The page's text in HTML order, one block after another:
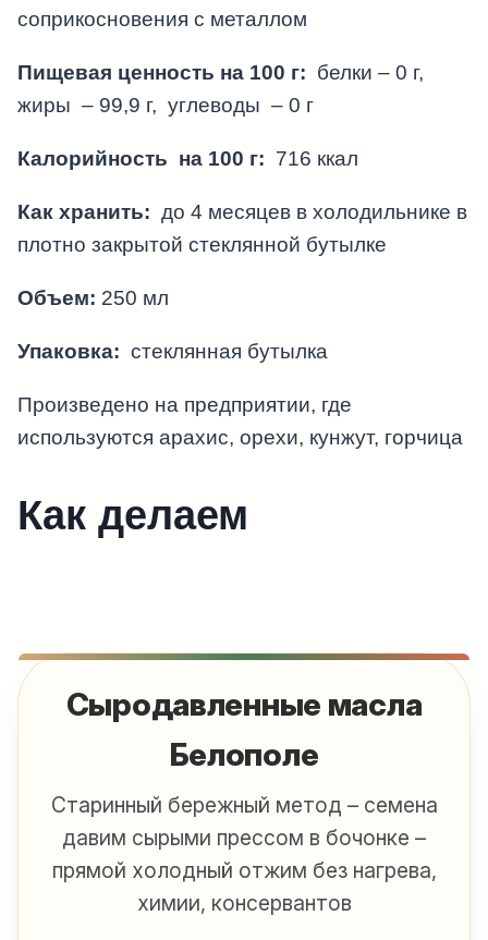
соприкосновения с металлом
Пищевая ценность на 100 г: белки – 0 г,
жиры – 99,9 г, углеводы – 0 г
Калорийность на 100 г: 716 ккал
Как хранить: до 4 месяцев в холодильнике в
плотно закрытой стеклянной бутылке
Объем: 250 мл
Упаковка: стеклянная бутылка
Произведено на предприятии, где
используются арахис, орехи, кунжут, горчица
Как делаем
Сыродавленные масла
Белополе
Старинный бережный метод – семена
давим сырыми прессом в бочонке –
прямой холодный отжим без нагрева,
химии, консервантов